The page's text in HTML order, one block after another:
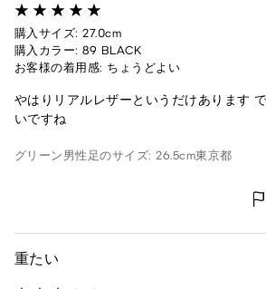
購入サイズ: 27.0cm
購入カラー: 89 BLACK
お客様の着用感: ちょうどよい
やはりリアルレザーというだけあります
いですね
グリーン 男性 足のサイズ: 26.5cm東京都
重たい